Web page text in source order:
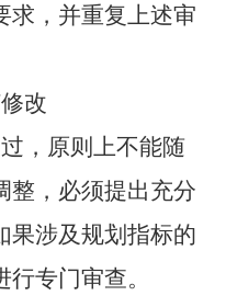
求，并重复上述审
改
，原则上不能随
整，必须提出充分
果涉及规划指标的
专门审查。